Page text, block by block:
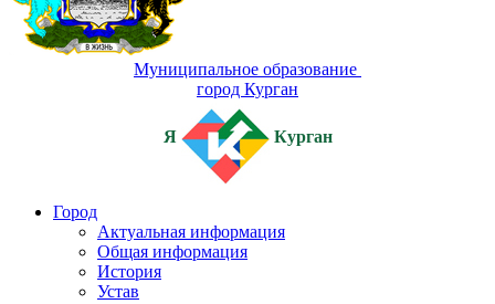
Муниципальное образование
город Курган
Я Курган
Город
Актуальная информация
Общая информация
История
Устав